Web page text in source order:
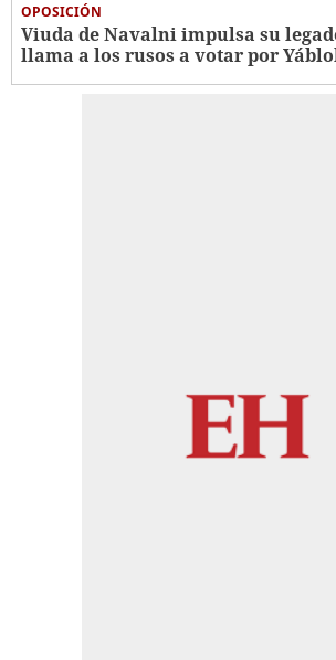
OPOSICIÓN
Viuda de Navalni impulsa su
llama a los rusos a votar por